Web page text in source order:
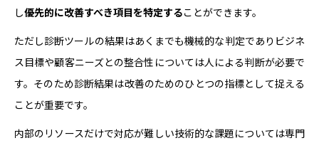
し優先的に改善すべき項目を特定することができます。
ただし診断ツールの結果はあくまでも機械的な判定でありビジネ
ス目標や顧客ニーズとの整合性については人による判断が必要で
す。そのため診断結果は改善のためのひとつの指標として捉える
ことが重要です。
内部のリソースだけで対応が難しい技術的な課題については専門